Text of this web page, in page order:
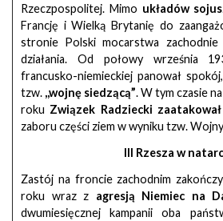
Rzeczpospolitej. Mimo układów
Francję i Wielką Brytanię do
stronie Polski mocarstwa zachodnie
działania. Od połowy września
francusko-niemieckiej panował
tzw. ,,wojnę siedzącą”. W tym czasie
roku Związek Radziecki
zaboru części ziem w wyniku tzw.
III Rzesza w
Zastój na froncie zachodnim
roku wraz z agresją Niemiec na
dwumiesięcznej kampanii oba